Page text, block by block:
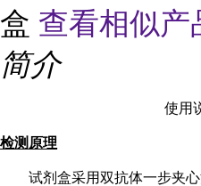
盒 查看相似
简介
使用
检测原理
试剂盒采用双抗体一步夹